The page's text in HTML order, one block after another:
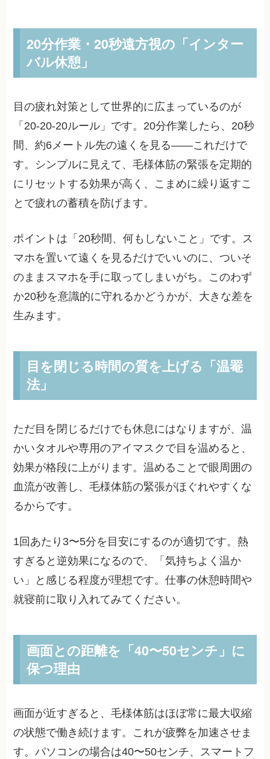
20分作業・20秒遠方視の「インター
バル休憩」
目の疲れ対策として世界的に広まっているのが
「20-20-20ルール」です。20分作業したら、20秒
間、約6メートル先の遠くを見る——これだけで
す。シンプルに見えて、毛様体筋の緊張を定期的
にリセットする効果が高く、こまめに繰り返すこ
とで疲れの蓄積を防げます。
ポイントは「20秒間、何もしないこと」です。ス
マホを置いて遠くを見るだけでいいのに、ついそ
のままスマホを手に取ってしまいがち。このわず
か20秒を意識的に守れるかどうかが、大きな差を
生みます。
目を閉じる時間の質を上げる「温罨
法」
ただ目を閉じるだけでも休息にはなりますが、温
かいタオルや専用のアイマスクで目を温めると、
効果が格段に上がります。温めることで眼周囲の
血流が改善し、毛様体筋の緊張がほぐれやすくな
るからです。
1回あたり3〜5分を目安にするのが適切です。熱
すぎると逆効果になるので、「気持ちよく温か
い」と感じる程度が理想です。仕事の休憩時間や
就寝前に取り入れてみてください。
画面との距離を「40〜50センチ」に
保つ理由
画面が近すぎると、毛様体筋はほぼ常に最大収縮
の状態で働き続けます。これが疲弊を加速させま
す。パソコンの場合は40〜50センチ、スマートフ